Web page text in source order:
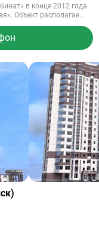
в конце 2012 года
Объект располагае...